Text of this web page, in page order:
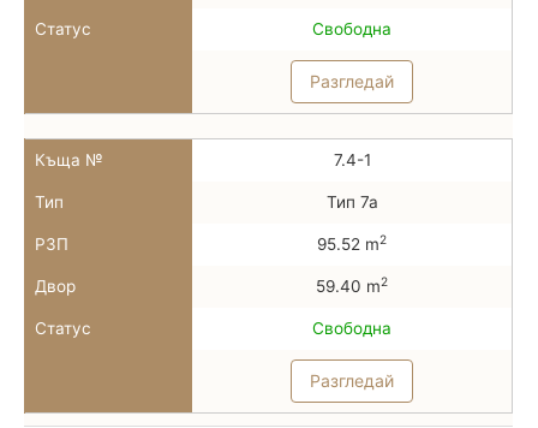
Статус Свободна
Разгледай
Къща № 7.4-1
Тип Тип 7а
РЗП 95.52 m2
Двор 59.40 m2
Статус Свободна
Разгледай